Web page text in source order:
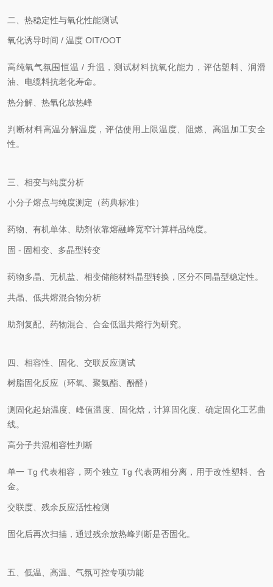
二、热稳定性与氧化性能测试
氧化诱导时间 / 温度 OIT/OOT
高纯氧气氛围恒温 / 升温，测试材料抗氧化能力，评估塑料、润滑
油、电缆料抗老化寿命。
热分解、热氧化放热峰
判断材料高温分解温度，评估使用上限温度、阻燃、高温加工安全
性。
三、相变与纯度分析
小分子熔点与纯度测定（药典标准）
药物、有机单体、助剂依靠熔融峰宽窄计算样品纯度。
固 - 固相变、多晶型转变
药物多晶、无机盐、相变储能材料晶型转换，区分不同晶型稳定性。
共晶、低共熔混合物分析
助剂复配、药物混合、合金低温共熔行为研究。
四、相容性、固化、交联反应测试
树脂固化反应（环氧、聚氨酯、酚醛）
测固化起始温度、峰值温度、固化焓，计算固化度、确定固化工艺曲
线。
高分子共混相容性判断
单一 Tg 代表相容，两个独立 Tg 代表两相分离，用于改性塑料、合
金。
交联度、残余反应活性检测
固化后再次扫描，通过残余放热峰判断是否固化。
五、低温、高温、气氛可控专项功能